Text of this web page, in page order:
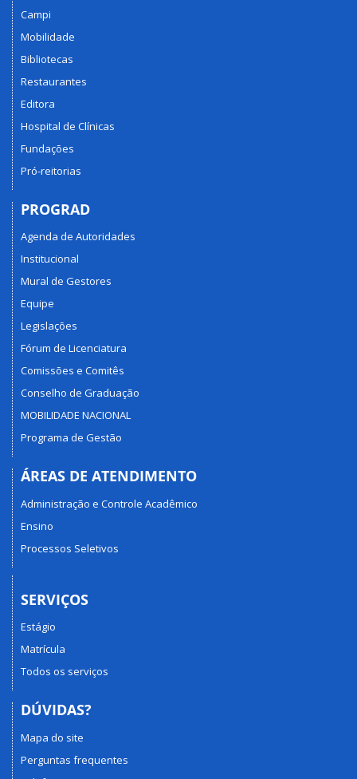
Campi
Mobilidade
Bibliotecas
Restaurantes
Editora
Hospital de Clínicas
Fundações
Pró-reitorias
PROGRAD
Agenda de Autoridades
Institucional
Mural de Gestores
Equipe
Legislações
Fórum de Licenciatura
Comissões e Comitês
Conselho de Graduação
MOBILIDADE NACIONAL
Programa de Gestão
ÁREAS DE ATENDIMENTO
Administração e Controle Acadêmico
Ensino
Processos Seletivos
SERVIÇOS
Estágio
Matrícula
Todos os serviços
DÚVIDAS?
Mapa do site
Perguntas frequentes